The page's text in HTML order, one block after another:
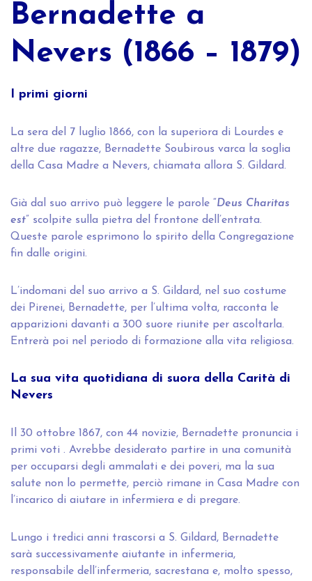
Bernadette a
Nevers (1866 – 1879)
I primi giorni
La sera del 7 luglio 1866, con la superiora di Lourdes e
altre due ragazze, Bernadette Soubirous varca la soglia
della Casa Madre a Nevers, chiamata allora S. Gildard.
Già dal suo arrivo può leggere le parole “Deus Charitas
est” scolpite sulla pietra del frontone dell’entrata.
Queste parole esprimono lo spirito della Congregazione
fin dalle origini.
L’indomani del suo arrivo a S. Gildard, nel suo costume
dei Pirenei, Bernadette, per l’ultima volta, racconta le
apparizioni davanti a 300 suore riunite per ascoltarla.
Entrerà poi nel periodo di formazione alla vita religiosa.
La sua vita quotidiana di suora della Carità di
Nevers
Il 30 ottobre 1867, con 44 novizie, Bernadette pronuncia i
primi voti . Avrebbe desiderato partire in una comunità
per occuparsi degli ammalati e dei poveri, ma la sua
salute non lo permette, perciò rimane in Casa Madre con
l’incarico di aiutare in infermiera e di pregare.
Lungo i tredici anni trascorsi a S. Gildard, Bernadette
sarà successivamente aiutante in infermeria,
responsabile dell’infermeria, sacrestana e, molto spesso,